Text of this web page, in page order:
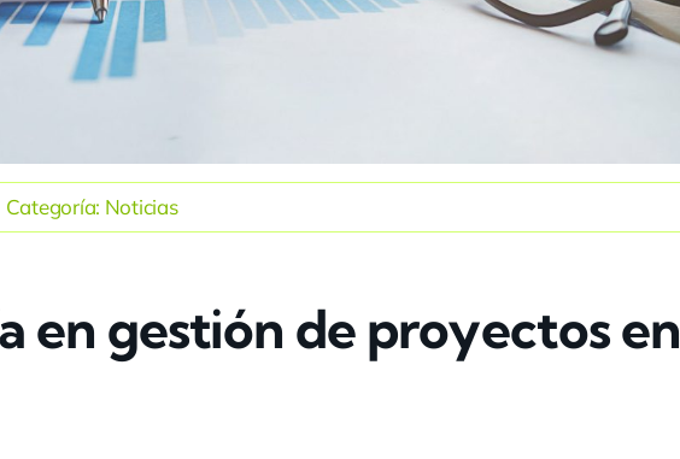
Noticias
en gestión de proyectos en